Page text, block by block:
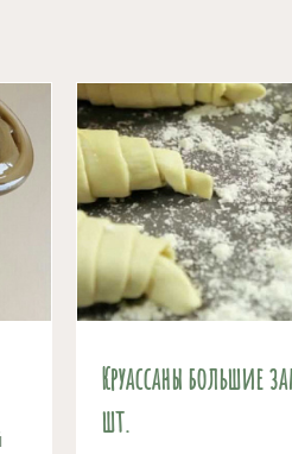
Круассаны большие
шт.